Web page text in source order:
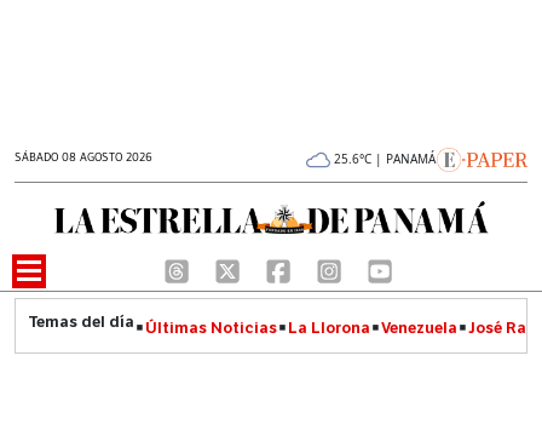
SÁBADO 08 AGOSTO 2026 25.6°C | PANAMÁ
Últimas Noticias La Llorona Venezuela José